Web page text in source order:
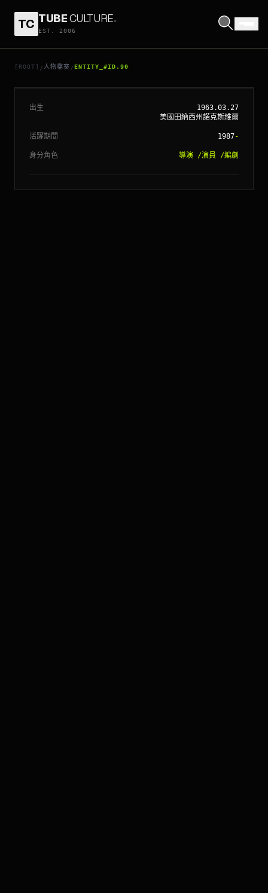
TC TUBECULTURE.
EST. 2006
[ROOT] / 人物檔案 /ENTITY_#ID.90
// ENTITY_#ID.90
昆頓塔倫天奴
出生
1963.03.27
美國田納西州諾克斯維爾
活躍期間 1987-
身分角色 導演 /演員 /編劇